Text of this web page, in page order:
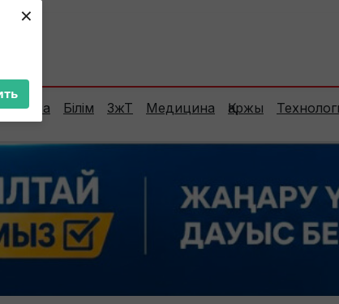
×
Білім ЗжТ Медицина Қаржы